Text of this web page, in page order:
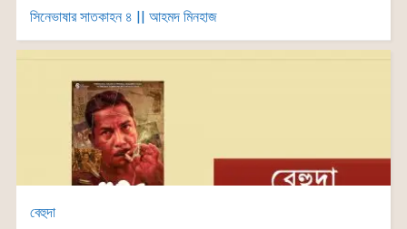
সিনেভাষার সাতকাহন ৪ || আহমদ মিনহাজ
বেহুদা